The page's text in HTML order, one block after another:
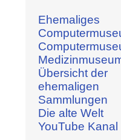
Ehemaliges
Übersicht der
ehemaligen
Sammlungen
Die alte Welt
YouTube Kanal